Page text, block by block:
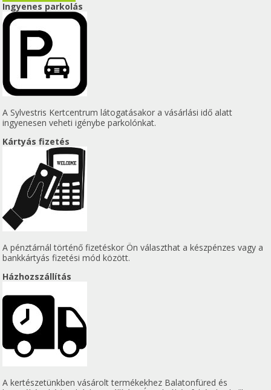
Ingyenes parkolás
A Sylvestris Kertcentrum látogatásakor a vásárlási idő alatt
ingyenesen veheti igénybe parkolónkat.
Kártyás fizetés
A pénztárnál történő fizetéskor Ön választhat a készpénzes vagy a
bankkártyás fizetési mód között.
Házhozszállítás
A kertészetünkben vásárolt termékekhez Balatonfüred és